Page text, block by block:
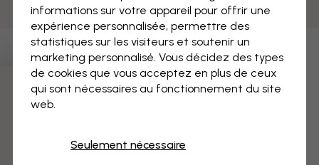
informations sur votre appareil pour offrir une
expérience personnalisée, permettre des
statistiques sur les visiteurs et soutenir un
marketing personnalisé. Vous décidez des types
de cookies que vous acceptez en plus de ceux
qui sont nécessaires au fonctionnement du site
web.
Seulement nécessaire